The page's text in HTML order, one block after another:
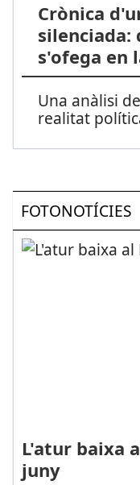
Crònica
silenciada:
s'ofega en
Una anàlisi
realitat
FOTONOTÍCIES
L'atur baixa
juny